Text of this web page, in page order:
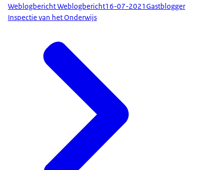
Weblogbericht Weblogbericht16-07-2021Gastblogger
Inspectie van het Onderwijs